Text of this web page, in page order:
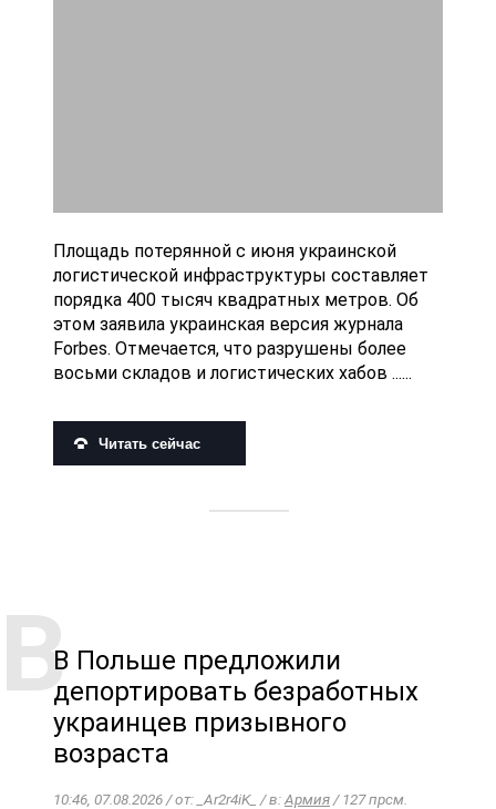
Площадь потерянной с июня украинской
логистической инфраструктуры составляет
порядка 400 тысяч квадратных метров. Об
этом заявила украинская версия журнала
Forbes. Отмечается, что разрушены более
восьми складов и логистических хабов ......
Читать сейчас
В Польше предложили
депортировать безработных
украинцев призывного
возраста
10:46, 07.08.2026 / от: _Ar2r4iK_ / в:Армия/ 127 прсм.